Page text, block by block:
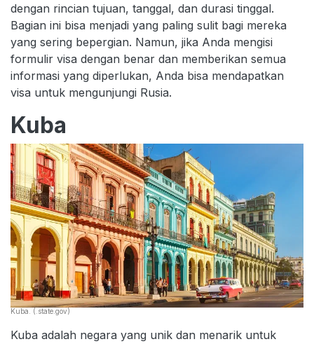
dengan rincian tujuan, tanggal, dan durasi tinggal.
Bagian ini bisa menjadi yang paling sulit bagi mereka
yang sering bepergian. Namun, jika Anda mengisi
formulir visa dengan benar dan memberikan semua
informasi yang diperlukan, Anda bisa mendapatkan
visa untuk mengunjungi Rusia.
Kuba
Kuba. (.state.gov)
Kuba adalah negara yang unik dan menarik untuk